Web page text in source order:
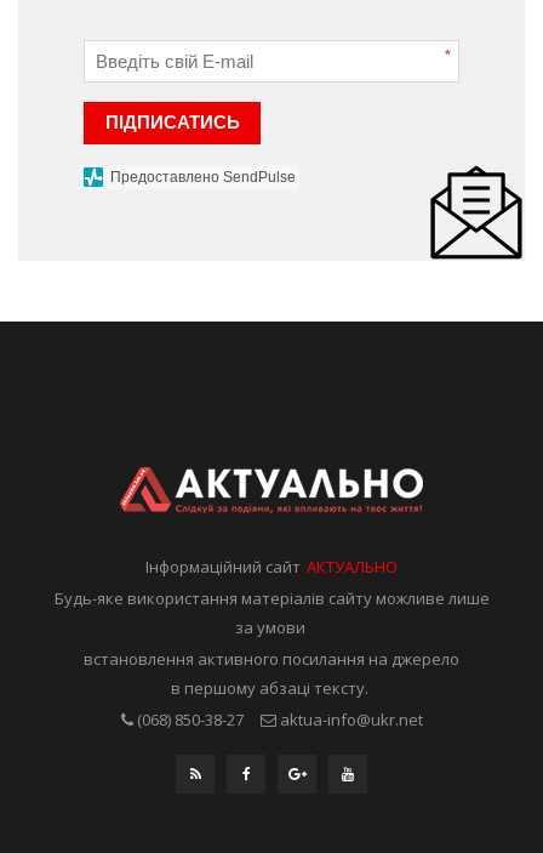
*
ПІДПИСАТИСЬ
Предоставлено SendPulse
Інформаційний сайтАКТУАЛЬНО
Будь-яке використання матеріалів сайту можливе лише
за умови
встановлення активного посилання на джерело
в першому абзаці тексту.
(068) 850-38-27
aktua-info@ukr.net